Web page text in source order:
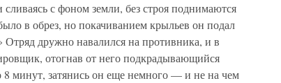
с фоном земли, без строя поднимаются
в обрез, но покачиванием крыльев он подал
дружно навалился на противника, и в
отогнав от него подкрадывающийся
8 минут, затянись он еще немного — и не на чем